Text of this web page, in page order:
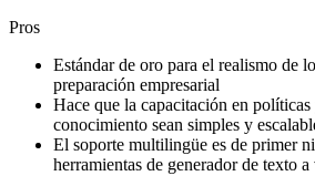
Pros
Estándar de oro para el realismo de
preparación empresarial
Hace que la capacitación en
conocimiento sean simples y
El soporte multilingüe es de primer
herramientas de generador de texto